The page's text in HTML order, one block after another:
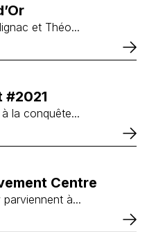
et Théo...
#2021
la conquête...
Centre
à...